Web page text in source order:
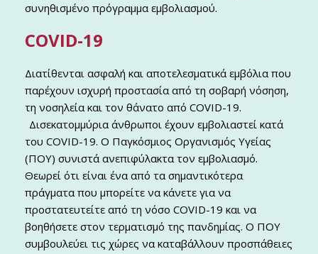
συνηθισμένο πρόγραμμα εμβολιασμού.
COVID-19
Διατίθενται ασφαλή και αποτελεσματικά εμβόλια που
παρέχουν ισχυρή προστασία από τη σοβαρή νόσηση,
τη νοσηλεία και τον θάνατο από COVID-19.
Δισεκατομμύρια άνθρωποι έχουν εμβολιαστεί κατά
του COVID-19. Ο Παγκόσμιος Οργανισμός Υγείας
(ΠΟΥ) συνιστά ανεπιφύλακτα τον εμβολιασμό.
Θεωρεί ότι είναι ένα από τα σημαντικότερα
πράγματα που μπορείτε να κάνετε για να
προστατευτείτε από τη νόσο COVID-19 και να
βοηθήσετε στον τερματισμό της πανδημίας. Ο ΠΟΥ
συμβουλεύει τις χώρες να καταβάλλουν προσπάθειες